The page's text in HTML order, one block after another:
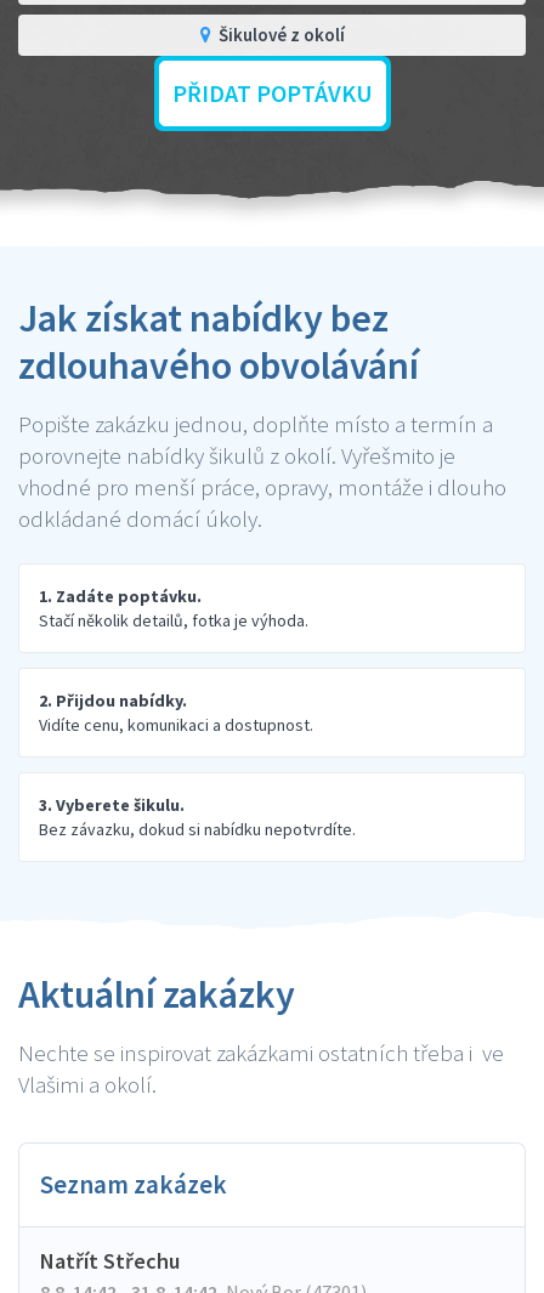
Šikulové z okolí
PŘIDAT POPTÁVKU
Jak získat nabídky bez
zdlouhavého obvolávání
Popište zakázku jednou, doplňte místo a termín a
porovnejte nabídky šikulů z okolí. Vyřešmito je
vhodné pro menší práce, opravy, montáže i dlouho
odkládané domácí úkoly.
1. Zadáte poptávku.
Stačí několik detailů, fotka je výhoda.
2. Přijdou nabídky.
Vidíte cenu, komunikaci a dostupnost.
3. Vyberete šikulu.
Bez závazku, dokud si nabídku nepotvrdíte.
Aktuální zakázky
Nechte se inspirovat zakázkami ostatních třeba i ve
Vlašimi a okolí.
Seznam zakázek
Natřít Střechu